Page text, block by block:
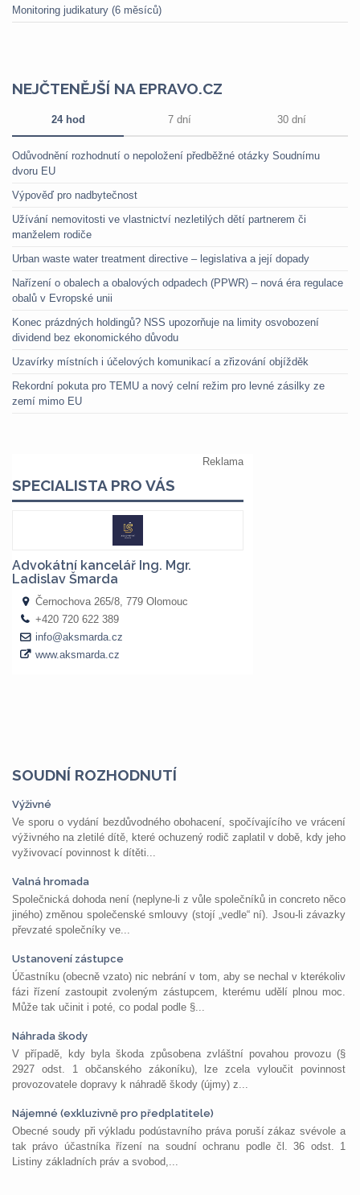
Monitoring judikatury (6 měsíců)
NEJČTENĚJŠÍ NA EPRAVO.CZ
24 hod 7 dní 30 dní
Odůvodnění rozhodnutí o nepoložení předběžné otázky Soudnímu
dvoru EU
Výpověď pro nadbytečnost
Užívání nemovitosti ve vlastnictví nezletilých dětí partnerem či
manželem rodiče
Urban waste water treatment directive – legislativa a její dopady
Nařízení o obalech a obalových odpadech (PPWR) – nová éra regulace
obalů v Evropské unii
Konec prázdných holdingů? NSS upozorňuje na limity osvobození
dividend bez ekonomického důvodu
Uzavírky místních i účelových komunikací a zřizování objížděk
Rekordní pokuta pro TEMU a nový celní režim pro levné zásilky ze
zemí mimo EU
SOUDNÍ ROZHODNUTÍ
Výživné
Ve sporu o vydání bezdůvodného obohacení, spočívajícího ve vrácení
výživného na zletilé dítě, které ochuzený rodič zaplatil v době, kdy jeho
vyživovací povinnost k dítěti...
Valná hromada
Společnická dohoda není (neplyne-li z vůle společníků in concreto něco
jiného) změnou společenské smlouvy (stojí „vedle“ ní). Jsou-li závazky
převzaté společníky ve...
Ustanovení zástupce
Účastníku (obecně vzato) nic nebrání v tom, aby se nechal v kterékoliv
fázi řízení zastoupit zvoleným zástupcem, kterému udělí plnou moc.
Může tak učinit i poté, co podal podle §...
Náhrada škody
V případě, kdy byla škoda způsobena zvláštní povahou provozu (§
2927 odst. 1 občanského zákoníku), lze zcela vyloučit povinnost
provozovatele dopravy k náhradě škody (újmy) z...
Nájemné (exkluzivně pro předplatitele)
Obecné soudy při výkladu podústavního práva poruší zákaz svévole a
tak právo účastníka řízení na soudní ochranu podle čl. 36 odst. 1
Listiny základních práv a svobod,...